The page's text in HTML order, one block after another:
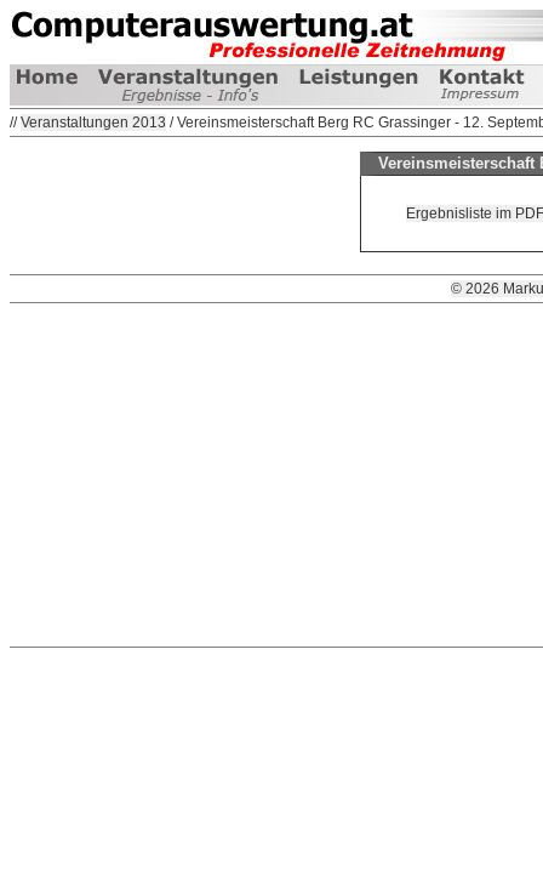
//Veranstaltungen 2013 / Vereinsmeisterschaft Berg RC Grassinger - 12.
Vereinsmeisterschaft
Ergebnisliste im
© 2026